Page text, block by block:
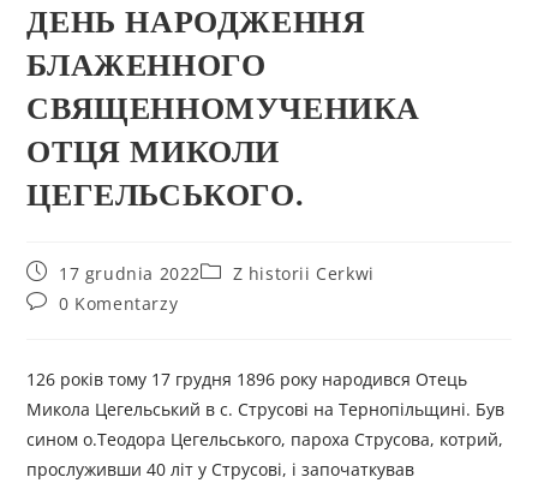
ДЕНЬ НАРОДЖЕННЯ
БЛАЖЕННОГО
СВЯЩЕННОМУЧЕНИКА
ОТЦЯ МИКОЛИ
ЦЕГЕЛЬСЬКОГО.
17 grudnia 2022
Z historii Cerkwi
0 Komentarzy
126 років тому 17 грудня 1896 року народився Отець
Микола Цегельський в с. Струсові на Тернопільщині. Був
сином о.Теодора Цегельського, пароха Струсова, котрий,
прослуживши 40 літ у Струсові, і започаткував